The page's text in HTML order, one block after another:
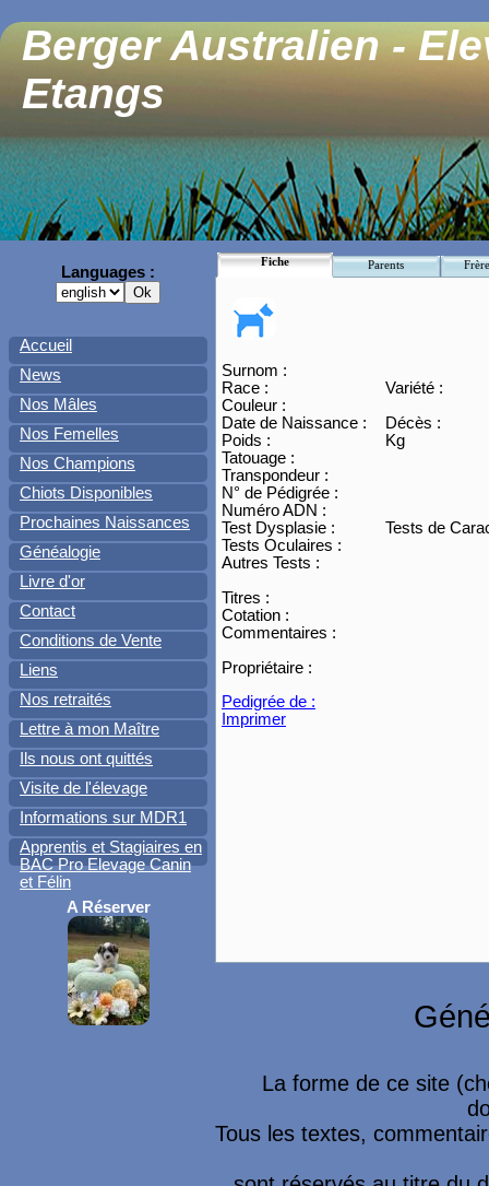
Berger Australien -
Etangs
Languages :
Accueil
News
Nos Mâles
Nos Femelles
Nos Champions
Chiots Disponibles
Prochaines Naissances
Généalogie
Livre d'or
Contact
Conditions de Vente
Liens
Nos retraités
Lettre à mon Maître
Ils nous ont quittés
Visite de l'élevage
Informations sur MDR1
Apprentis et Stagiaires en
BAC Pro Elevage Canin
et Félin
A Réserver
Fiche Parents
Surnom :
Race :
Variété :
Couleur :
Date de Naissance :
Décès :
Poids :
Kg
Tatouage :
Transpondeur :
N° de Pédigrée :
Numéro ADN :
Test Dysplasie :
Tests de
Tests Oculaires :
Autres Tests :
Titres :
Cotation :
Commentaires :
Propriétaire :
Pedigrée de :
Imprimer
La forme de ce site
Tous les textes,